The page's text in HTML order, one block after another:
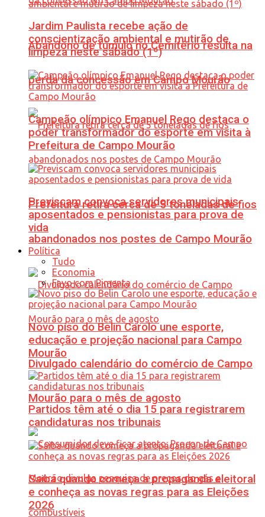
Abandono de túmulo no Cemitério resulta na
perda da concessão em Campo Mourão
Prefeitura retira cerca de 5 toneladas de fios
abandonados nos postes de Campo Mourão
Divulgado calendário do comércio de Campo
Mourão para o mês de agosto
Jardim Paulista recebe ação de
conscientização ambiental e mutirão de
limpeza neste sábado (1º)
Campeão olímpico Emanuel Rego destaca o
poder transformador do esporte em visita à
Prefeitura de Campo Mourão
Previscam convoca servidores municipais
aposentados e pensionistas para prova de
vida
Política
Tudo
Economia
Favo com Pimenta
Novo piso do Belin Carolo une esporte,
educação e projeção nacional para Campo
Mourão
Partidos têm até o dia 15 para registrarem
candidaturas nos tribunais
Saiba quando começa a propaganda eleitoral
e conheça as novas regras para as Eleições
2026